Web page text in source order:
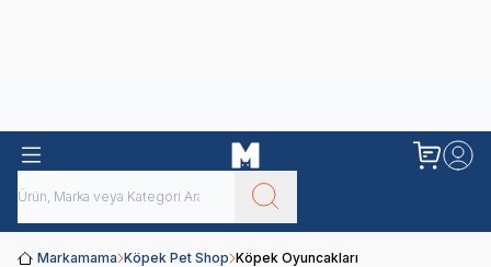
Markamama Köpek Pet Shop Köpek Oyuncakları